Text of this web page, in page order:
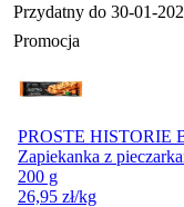
Przydatny do 30-01-
Promocja
PROSTE HISTORIE
Zapiekanka z
200 g
26,95 zł/kg